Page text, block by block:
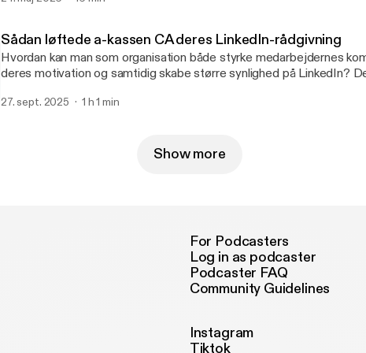
Sådan løftede a-kassen CA deres LinkedIn-rådgivning
Hvordan kan man som organisation både styrke medarbejdernes
deres motivation og samtidig skabe større synlighed på LinkedIn?
hvor karriererådgiverne fik mulighed for, på frivillig basis, at blive
employee advocacy-forløbet.
27. sept. 2025 1 h 1 min
Show more
For Podcasters
Log in as podcaster
Podcaster FAQ
Community Guidelines
Instagram
Tiktok